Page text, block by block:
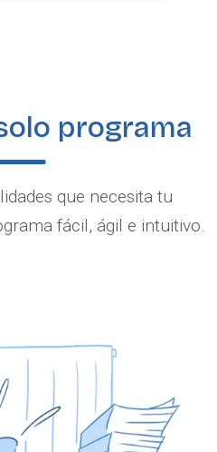
programa
que necesita tu
fácil, ágil e intuitivo.